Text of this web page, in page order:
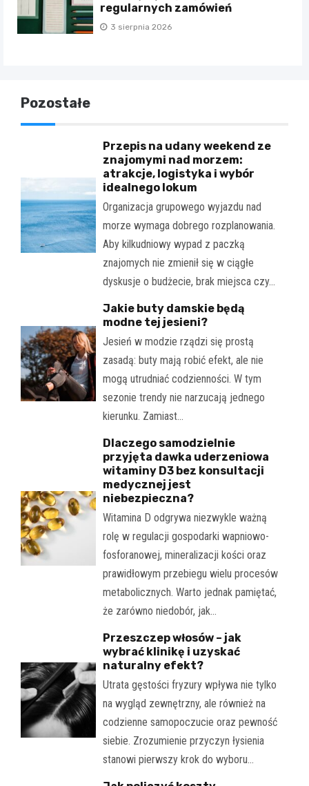
regularnych zamówień
3 sierpnia 2026
Pozostałe
Przepis na udany weekend ze
znajomymi nad morzem:
atrakcje, logistyka i wybór
idealnego lokum
Organizacja grupowego wyjazdu nad
morze wymaga dobrego rozplanowania.
Aby kilkudniowy wypad z paczką
znajomych nie zmienił się w ciągłe
dyskusje o budżecie, brak miejsca czy…
Jakie buty damskie będą
modne tej jesieni?
Jesień w modzie rządzi się prostą
zasadą: buty mają robić efekt, ale nie
mogą utrudniać codzienności. W tym
sezonie trendy nie narzucają jednego
kierunku. Zamiast…
Dlaczego samodzielnie
przyjęta dawka uderzeniowa
witaminy D3 bez konsultacji
medycznej jest
niebezpieczna?
Witamina D odgrywa niezwykle ważną
rolę w regulacji gospodarki wapniowo-
fosforanowej, mineralizacji kości oraz
prawidłowym przebiegu wielu procesów
metabolicznych. Warto jednak pamiętać,
że zarówno niedobór, jak…
Przeszczep włosów – jak
wybrać klinikę i uzyskać
naturalny efekt?
Utrata gęstości fryzury wpływa nie tylko
na wygląd zewnętrzny, ale również na
codzienne samopoczucie oraz pewność
siebie. Zrozumienie przyczyn łysienia
stanowi pierwszy krok do wyboru…